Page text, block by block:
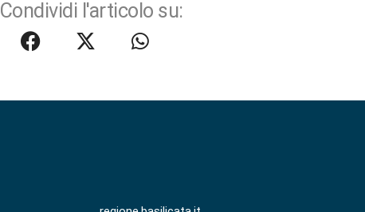
Condividi l'articolo su: